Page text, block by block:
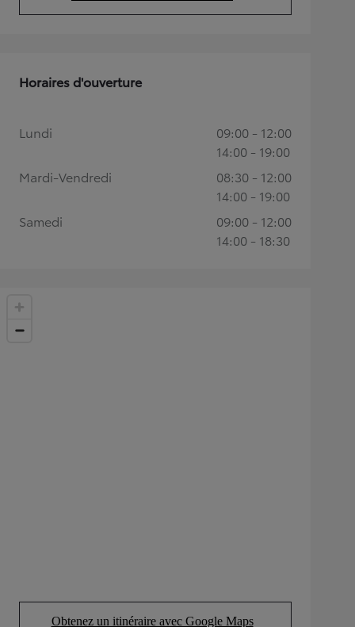
(Opens in new tab)
Obtenez un itinéraire avec Google Maps
Horaires d'ouverture
Lundi
09:00 - 12:00
14:00 - 19:00
Mardi-Vendredi
08:30 - 12:00
14:00 - 19:00
Samedi
09:00 - 12:00
14:00 - 18:30